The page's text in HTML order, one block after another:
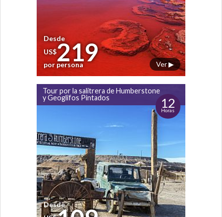
Ver ▶
Desde
US$219
por persona
Tour por la salitrera de Humberstone
y Geoglifos Pintados
12
Horas
Desde